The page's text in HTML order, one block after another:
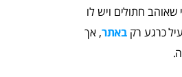
שאוהב חתולים ויש לו
כרגע רק באתר, אך